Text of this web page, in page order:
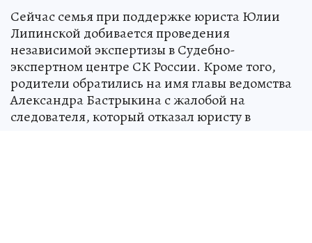
Сейчас семья при поддержке юриста Юлии
Липинской добивается проведения
независимой экспертизы в Судебно-
экспертном центре СК России. Кроме того,
родители обратились на имя главы ведомства
Александра Бастрыкина с жалобой на
следователя, который отказал юристу в